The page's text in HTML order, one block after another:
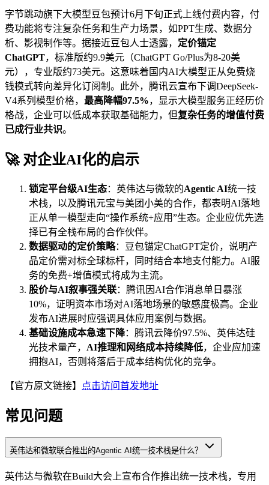
字节跳动旗下大模型豆包预计6月下旬正式上线付费内容，付
费功能将专注复杂任务和生产力场景，如PPT生成、数据分
析、影视制作等。据接近豆包人士透露， 定价锚定
ChatGPT，标准版约9.9美元（ChatGPT Go/Plus为8-20美
元），专业版约73美元。这意味着国内AI大模型正从免费烧
钱模式转向差异化订阅制。此外，腾讯云宣布下调DeepSeek-
V4系列模型价格， 最高降幅97.5%，显示大模型服务正经历价
格战，企业可以低成本获取基础能力，但复杂任务的增值付费
已成行业共识。
🚀 对企业AI化的启示
锁定平台级AI生态：英伟达与微软的Agentic AI统一技
术栈，以及腾讯元宝与美团小美的合作，都表明AI落地
正从单一模型走向“操作系统+应用”生态。企业应优先选
择已有全栈布局的合作伙伴。
数据驱动的定价策略：豆包锚定ChatGPT定价，说明产
品定价需对标全球标杆，同时结合本地支付能力。AI服
务的免费+增值模式将成为主流。
股价与AI叙事强关联：腾讯因AI合作消息单日暴涨
10%，证明资本市场对AI落地场景的敏感度极高。企业
发布AI进展时应强调具体应用案例与数据。
基础设施成本急速下降：腾讯云降价97.5%、英伟达硅
光技术量产， AI推理和网络成本持续降低，企业应加速
拥抱AI，否则将落后于成本结构优化的竞争。
【官方原文链接】 点击访问首发地址
常见问题
英伟达和微软联合推出的Agentic AI统一技术栈是什么？
英伟达与微软在Build大会上宣布合作推出统一技术栈，专用